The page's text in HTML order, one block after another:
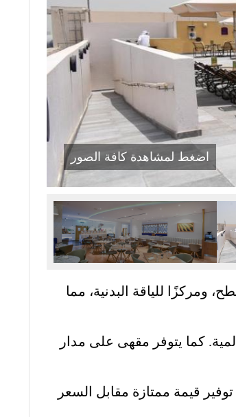
اضغط لمشاهدة كافة الصور
ومركزًا للياقة البدنية، مما
كما يتوفر مقهى على مدار
قيمة ممتازة مقابل السعر